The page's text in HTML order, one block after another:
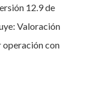
12.9 de
Valoración
operación con